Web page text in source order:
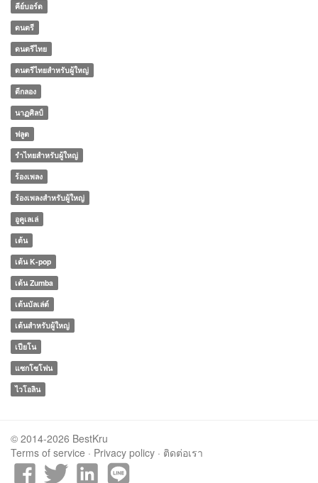
คีย์บอร์ด
ดนตรี
ดนตรีไทย
ดนตรีไทยสำหรับผู้ใหญ่
ตีกลอง
นาฏศิลป์
ฟลูต
รำไทยสำหรับผู้ใหญ่
ร้องเพลง
ร้องเพลงสำหรับผู้ใหญ่
อูคูเลเล่
เต้น
เต้น K-pop
เต้น Zumba
เต้นบัลเล่ต์
เต้นสำหรับผู้ใหญ่
เปียโน
แซกโซโฟน
ไวโอลิน
© 2014-2026 BestKru
Terms of service · Privacy policy · ติดต่อเรา